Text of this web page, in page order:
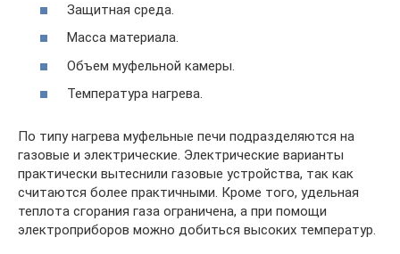
Защитная среда.
Масса материала.
Объем муфельной камеры.
Температура нагрева.
По типу нагрева муфельные печи подразделяются на
газовые и электрические. Электрические варианты
практически вытеснили газовые устройства, так как
считаются более практичными. Кроме того, удельная
теплота сгорания газа ограничена, а при помощи
электроприборов можно добиться высоких температур.